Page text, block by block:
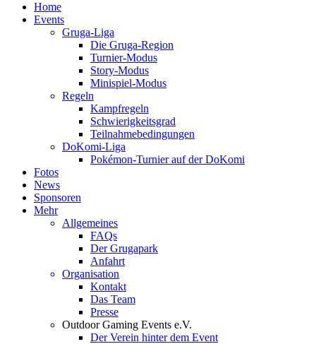
Home
Events
Gruga-Liga
Die Gruga-Region
Turnier-Modus
Story-Modus
Minispiel-Modus
Regeln
Kampfregeln
Schwierigkeitsgrad
Teilnahmebedingungen
DoKomi-Liga
Pokémon-Turnier auf der DoKomi
Fotos
News
Sponsoren
Mehr
Allgemeines
FAQs
Der Grugapark
Anfahrt
Organisation
Kontakt
Das Team
Presse
Outdoor Gaming Events e.V.
Der Verein hinter dem Event